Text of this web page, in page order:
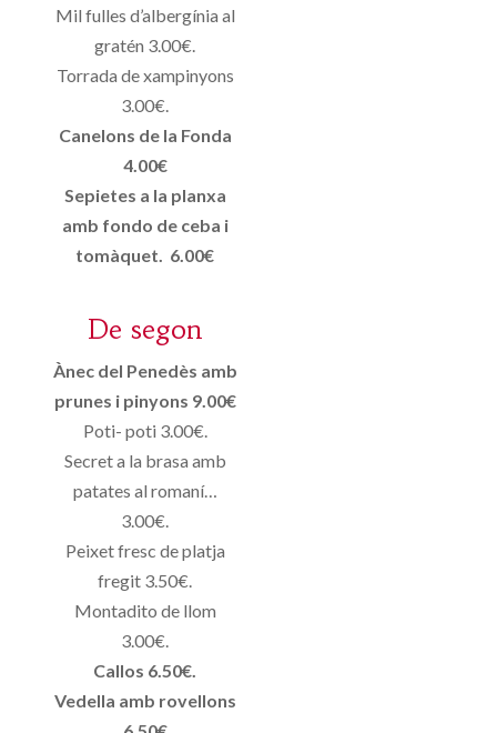
Mil fulles d’albergínia al
gratén 3.00€.
Torrada de xampinyons
3.00€.
Canelons de la Fonda
4.00€
Sepietes a la planxa
amb fondo de ceba i
tomàquet. 6.00€
De segon
Ànec del Penedès amb
prunes i pinyons 9.00€
Poti- poti 3.00€.
Secret a la brasa amb
patates al romaní…
3.00€.
Peixet fresc de platja
fregit 3.50€.
Montadito de llom
3.00€.
Callos 6.50€.
Vedella amb rovellons